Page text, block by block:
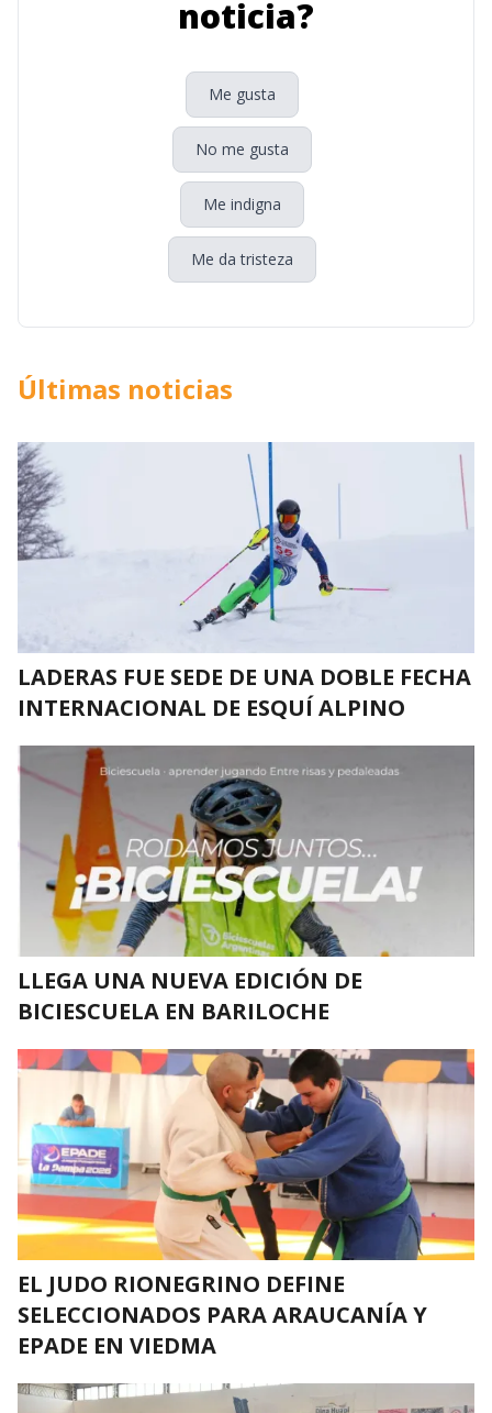
noticia?
Me gusta
No me gusta
Me indigna
Me da tristeza
Últimas noticias
LADERAS FUE SEDE DE UNA DOBLE FECHA
INTERNACIONAL DE ESQUÍ ALPINO
LLEGA UNA NUEVA EDICIÓN DE
BICIESCUELA EN BARILOCHE
EL JUDO RIONEGRINO DEFINE
SELECCIONADOS PARA ARAUCANÍA Y
EPADE EN VIEDMA